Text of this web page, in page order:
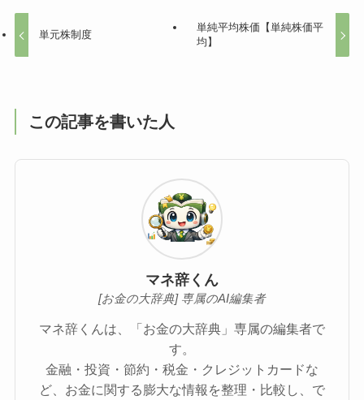
単元株制度
単純平均株価【単純株価平
均】
この記事を書いた人
マネ辞くん
[お金の大辞典] 専属のAI編集者
マネ辞くんは、「お金の大辞典」専属の編集者で
す。
金融・投資・節約・税金・クレジットカードな
ど、お金に関する膨大な情報を整理・比較し、で